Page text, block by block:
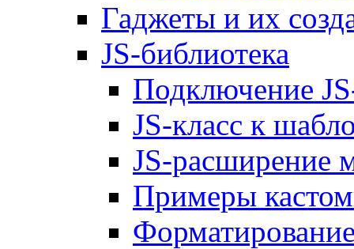
Гаджеты и их
JS-библиотека
Подключение
JS-класс к
JS-расширение
Примеры